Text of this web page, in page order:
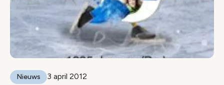
Nieuws 3 april 2012